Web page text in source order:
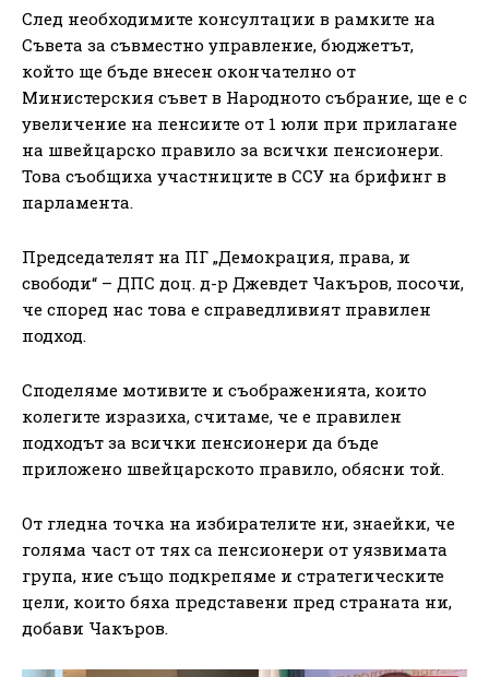
След необходимите консултации в рамките на
Съвета за съвместно управление, бюджетът,
който ще бъде внесен окончателно от
Министерския съвет в Народното събрание, ще е с
увеличение на пенсиите от 1 юли при прилагане
на швейцарско правило за всички пенсионери.
Това съобщиха участниците в ССУ на брифинг в
парламента.
Председателят на ПГ „Демокрация, права, и
свободи“ – ДПС доц. д-р Джевдет Чакъров, посочи,
че според нас това е справедливият правилен
подход.
Споделяме мотивите и съображенията, които
колегите изразиха, считаме, че е правилен
подходът за всички пенсионери да бъде
приложено швейцарското правило, обясни той.
От гледна точка на избирателите ни, знаейки, че
голяма част от тях са пенсионери от уязвимата
група, ние също подкрепяме и стратегическите
цели, които бяха представени пред страната ни,
добави Чакъров.